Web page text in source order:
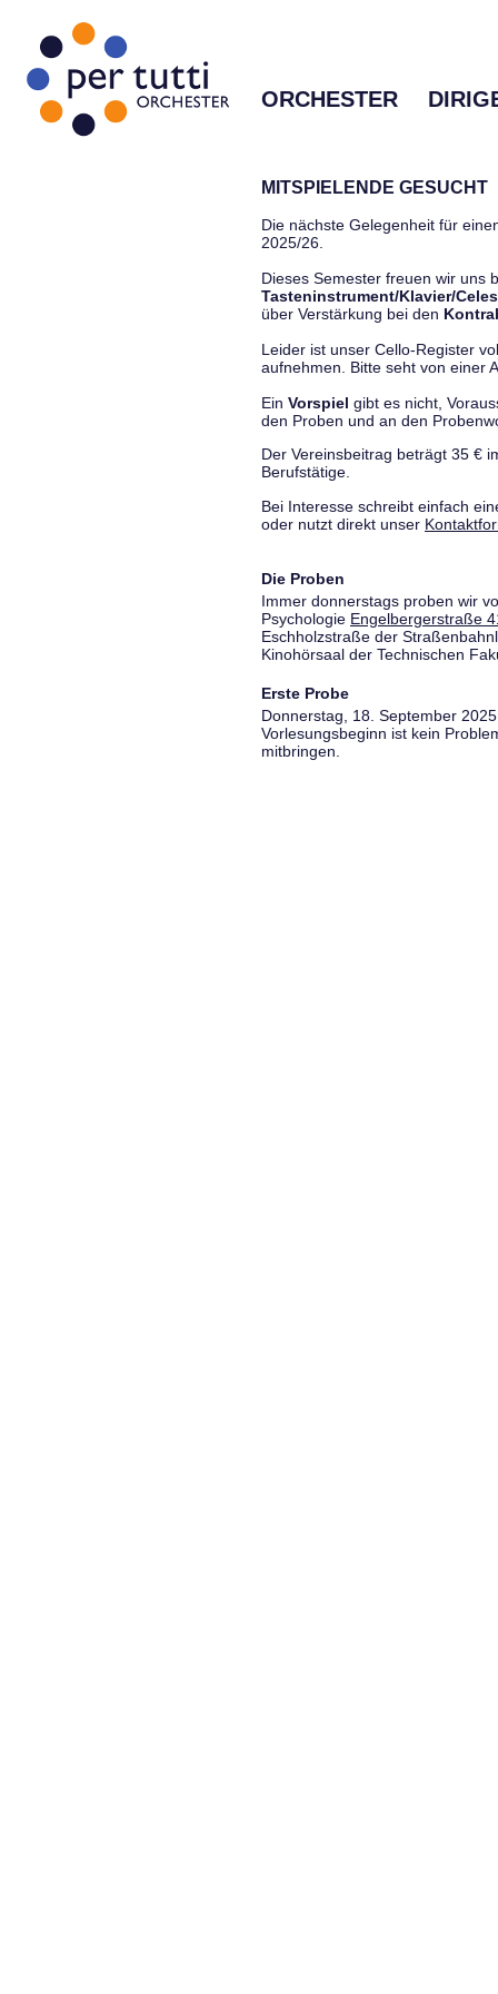
ORCHESTER
MITSPIELENDE GESUCHT
Die nächste Gelegenheit für
2025/26.
Dieses Semester freuen wir uns
Tasteninstrument/Klavier/
über Verstärkung bei den
Leider ist unser Cello-Register
aufnehmen. Bitte seht von einer
Ein Vorspiel gibt es nicht,
den Proben und an den
Der Vereinsbeitrag beträgt 35 €
Berufstätige.
Bei Interesse schreibt einfach
oder nutzt direkt unser
Die Proben
Immer donnerstags proben wir
Psychologie Engelbergerstraße
Eschholzstraße der
Kinohörsaal der Technischen
Erste Probe
Donnerstag, 18. September
Vorlesungsbeginn ist kein
mitbringen.